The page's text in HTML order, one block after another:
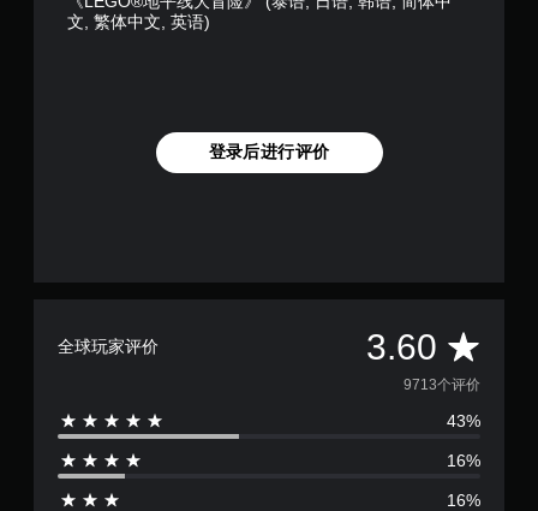
文, 繁体中文, 英语)
登录后进行评价
全球玩家评价 3.60 平
均
评
价
9713个评价
43%
16%
16%